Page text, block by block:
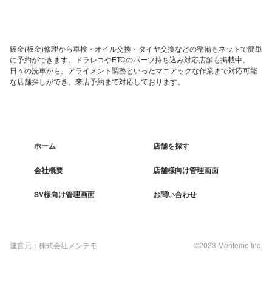
鈑金(板金)修理から車検・オイル交換・タイヤ交換などの整備もネットで簡単
に予約ができます。ドラレコやETCのパーツ持ち込み対応店舗も掲載中。
日々の洗車から、アライメント調整といったマニアックな作業まで対応可能
な店舗探しができ、来店予約まで対応しております。
ホーム 店舗を探す
会社概要 店舗様向け管理画面
SV様向け管理画面 お問い合わせ
運営元：株式会社メンテモ ©2023 Mentemo Inc.